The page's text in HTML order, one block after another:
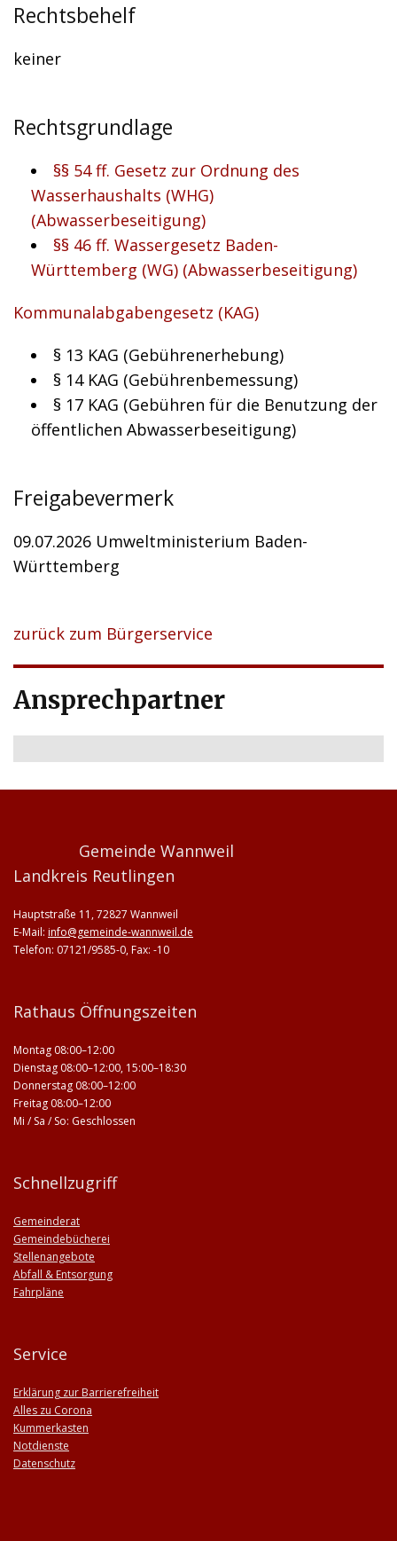
Rechtsbehelf
keiner
Rechtsgrundlage
§§ 54 ff. Gesetz zur Ordnung des
Wasserhaushalts (WHG)
(Abwasserbeseitigung)
§§ 46 ff. Wassergesetz Baden-
Württemberg (WG) (Abwasserbeseitigung)
Kommunalabgabengesetz (KAG)
§ 13 KAG (Gebührenerhebung)
§ 14 KAG (Gebührenbemessung)
§ 17 KAG (Gebühren für die Benutzung der
öffentlichen Abwasserbeseitigung)
Freigabevermerk
09.07.2026 Umweltministerium Baden-
Württemberg
zurück zum Bürgerservice
Ansprechpartner
Gemeinde Wannweil
Landkreis Reutlingen
Hauptstraße 11, 72827 Wannweil
E-Mail: info@gemeinde-wannweil.de
Telefon: 07121/9585-0, Fax: -10
Rathaus Öffnungszeiten
Montag 08:00–12:00
Dienstag 08:00–12:00, 15:00–18:30
Donnerstag 08:00–12:00
Freitag 08:00–12:00
Mi / Sa / So: Geschlossen
Schnellzugriff
Gemeinderat
Gemeindebücherei
Stellenangebote
Abfall & Entsorgung
Fahrpläne
Service
Erklärung zur Barrierefreiheit
Alles zu Corona
Kummerkasten
Notdienste
Datenschutz